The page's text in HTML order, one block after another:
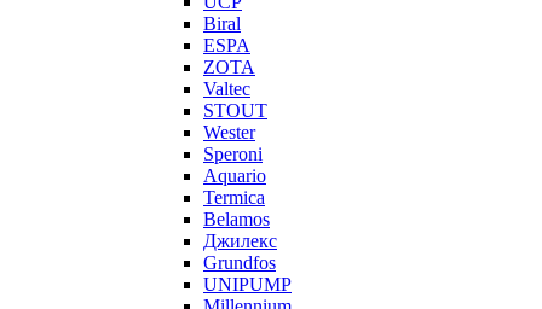
Biral
ESPA
ZOTA
Valtec
STOUT
Wester
Speroni
Aquario
Termica
Belamos
Джилекс
Grundfos
UNIPUMP